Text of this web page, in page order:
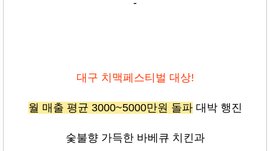
-
대구 치맥페스티벌 대상!
월 매출 평균 3000~5000만원 돌파대박 행진
숯불향 가득한 바베큐 치킨과